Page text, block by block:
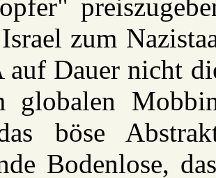
zum
auf Dauer nicht
globalen
böse
Bodenlose,